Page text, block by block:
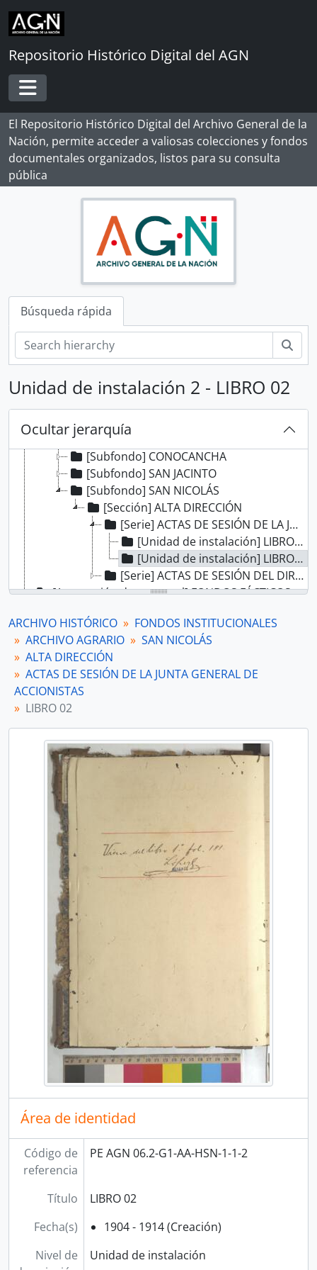
Skip to main content
Repositorio Histórico Digital del AGN
Toggle navigation
El Repositorio Histórico Digital del Archivo General de la
Nación, permite acceder a valiosas colecciones y fondos
documentales organizados, listos para su consulta
pública
Búsqueda rápida
Unidad de instalación 2 - LIBRO 02
Ocultar jerarquía
[Record group] ARCHIVO HISTÓRICO
[Agrupación documental] FONDOS INSTITUCIONALES
[Fondo] CABILDO DE LIMA
[Fondo] REAL AUDIENCIA DE LIMA
[Fondo] RENTA DE CORREOS
[Fondo] GUERRA Y MARINA
[Fondo] TRIBUNAL DE MINERÍA
[Fondo] CORTE SUPERIOR DE JUSTICIA
[Fondo] MINISTERIO DE GOBIERNO Y POLICÍA
[Fondo] COMISIÓN NACIONAL DEL SESQUICENTENARIO DE LA INDEPENDENCIA DEL PERÚ
[Fondo] ARCHIVO AGRARIO
[Subfondo] HACIENDA CASA GRANDE
[Subfondo] HACIENDA CHICLÍN
[Subfondo] CONOCANCHA
[Subfondo] SAN JACINTO
[Subfondo] SAN NICOLÁS
[Sección] ALTA DIRECCIÓN
[Serie] ACTAS DE SESIÓN DE LA JUNTA GENERAL DE ACCIONISTAS
[Unidad de instalación] LIBRO 01
[Unidad de instalación] LIBRO 02
[Serie] ACTAS DE SESIÓN DEL DIRECTORIO
[Agrupación documental] FONDOS FÁCTICOS
[Agrupación documental] COLECCIONES
ARCHIVO HISTÓRICO
FONDOS INSTITUCIONALES
ARCHIVO AGRARIO
SAN NICOLÁS
ALTA DIRECCIÓN
ACTAS DE SESIÓN DE LA JUNTA GENERAL DE
ACCIONISTAS
LIBRO 02
Área de identidad
Código de
referencia
PE AGN 06.2-G1-AA-HSN-1-1-2
Título
LIBRO 02
Fecha(s)
1904 - 1914 (Creación)
Nivel de
Unidad de instalación